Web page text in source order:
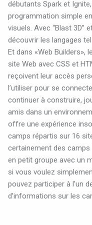
débutants Spark et
programmation simple
visuels. Avec “Blast 3D”
découvrir les langages
Et dans «Web Builders»,
site Web avec CSS et
reçoivent leur accès
l’utiliser pour se
continuer à construire,
amis dans un
offre une expérience
camps répartis sur 16
certainement des
en petit groupe avec un
si vous voulez
pouvez participer à l’un
d’informations sur les